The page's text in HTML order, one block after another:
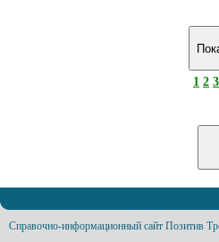
1 2 3
Справочно-информационный сайт Позитив